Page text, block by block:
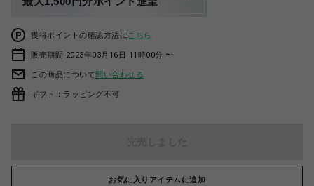
獲得ポイントの確認方法は こちら
販売期間 2023年03月16日 11時00分 〜
この商品について問い合わせる
ギフト：ラッピング不可
お気に入りアイテムに追加